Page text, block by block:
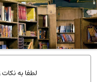
انگلیسی و زبان خارجی(14)
کودکان و نوجوانان(76)
کتب نادر و کمیاب(19)
روانشناسی(112)
طب گیاهی و سنتی(45)
لطفا به